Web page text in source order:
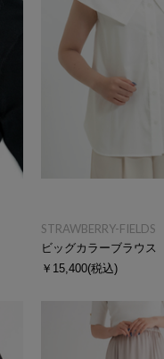
STRAWBERRY-FIELDS
ビッグカラーブラウス
￥15,400(税込)